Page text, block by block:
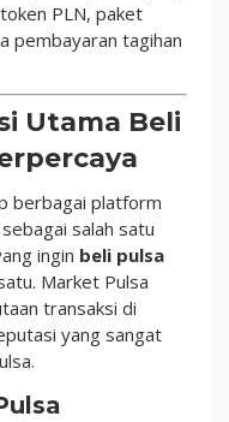
PLN, paket
pembayaran tagihan
Utama Beli
berbagai platform
salah satu
ingin beli pulsa
Market Pulsa
transaksi di
yang sangat